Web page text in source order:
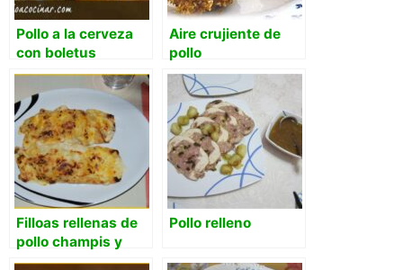
Pollo a la cerveza
con boletus
Aire crujiente de
pollo
Filloas rellenas de
pollo champis y
bacon, gratinadas
Pollo relleno